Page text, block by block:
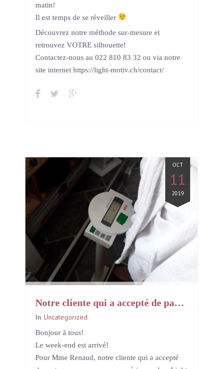
matin!
Il est temps de se réveiller
Découvrez notre méthode sur-mesure et
retrouvez VOTRE silhouette!
Contactez-nous au 022 810 83 32 ou via notre
site internet https://light-motiv.ch/contact/
OCT
11
2019
Notre cliente qui a accepté de partager avec vous son expérience chez Light Motiv
In Uncategorized
Bonjour à tous!
Le week-end est arrivé!
Pour Mme Renaud, notre cliente qui a accepté